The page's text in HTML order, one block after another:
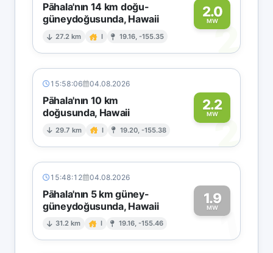
Pāhala'nın 14 km doğu-
güneydoğusunda, Hawaii
27.2 km I 19.16, -155.35
2.0
MW2
15:58:06 04.08.2026
Pāhala'nın 10 km
doğusunda, Hawaii
29.7 km I 19.20, -155.38
2.2
MW
2
15:48:12 04.08.2026
Pāhala'nın 5 km güney-
güneydoğusunda, Hawaii
31.2 km I 19.16, -155.46
1.9
MW1